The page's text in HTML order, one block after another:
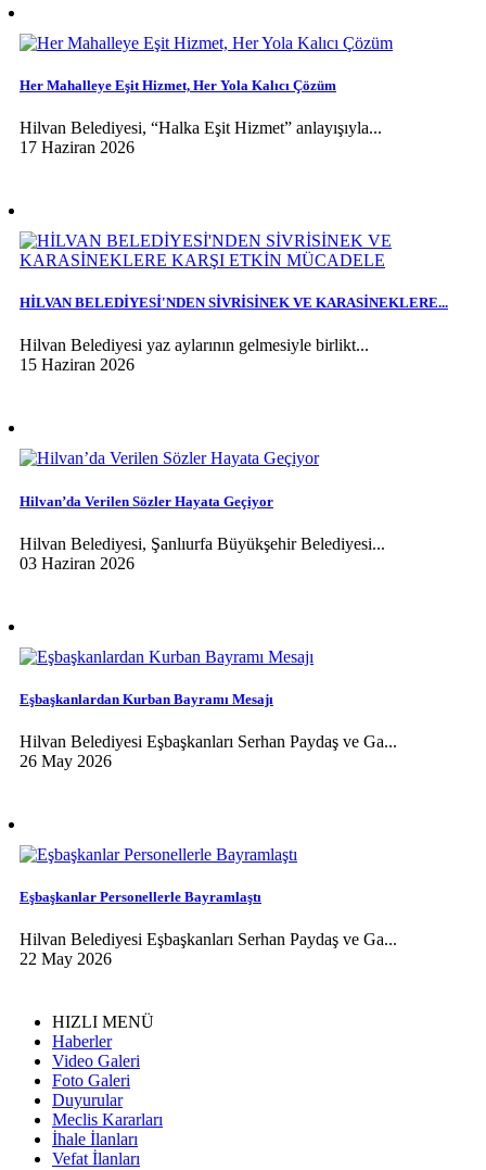
Her Mahalleye Eşit Hizmet, Her Yola Kalıcı Çözüm
Hilvan Belediyesi, “Halka Eşit Hizmet” anlayışıyla...
17 Haziran 2026
HİLVAN BELEDİYESİ'NDEN SİVRİSİNEK VE KARASİNEKLERE...
Hilvan Belediyesi yaz aylarının gelmesiyle birlikt...
15 Haziran 2026
Hilvan’da Verilen Sözler Hayata Geçiyor
Hilvan Belediyesi, Şanlıurfa Büyükşehir Belediyesi...
03 Haziran 2026
Eşbaşkanlardan Kurban Bayramı Mesajı
Hilvan Belediyesi Eşbaşkanları Serhan Paydaş ve Ga...
26 May 2026
Eşbaşkanlar Personellerle Bayramlaştı
Hilvan Belediyesi Eşbaşkanları Serhan Paydaş ve Ga...
22 May 2026
HIZLI MENÜ
Haberler
Video Galeri
Foto Galeri
Duyurular
Meclis Kararları
İhale İlanları
Vefat İlanları